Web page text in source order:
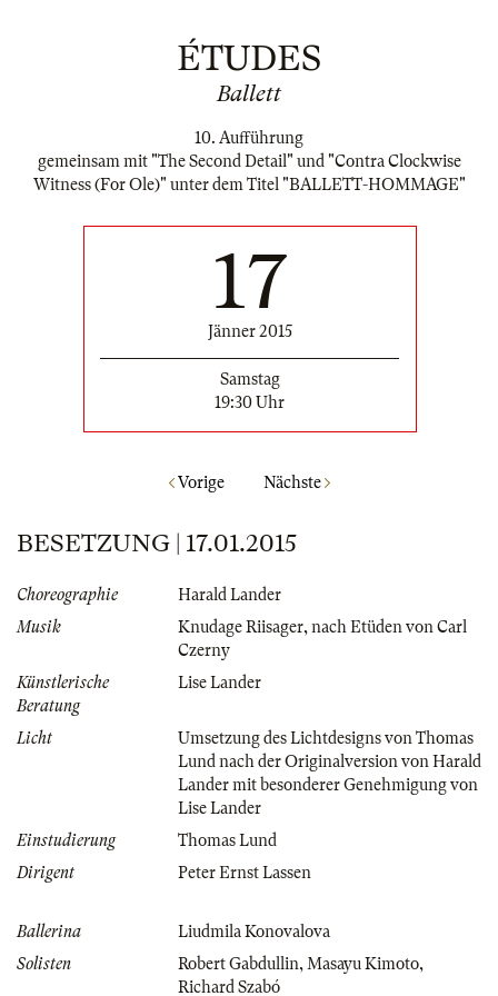
ÉTUDES
Ballett
10. Aufführung
gemeinsam mit "The Second Detail" und "Contra Clockwise
Witness (For Ole)" unter dem Titel "BALLETT-HOMMAGE"
17
Jänner 2015
Samstag
19:30 Uhr
Vorige Nächste
BESETZUNG | 17.01.2015
Choreographie
Harald Lander
Musik
Knudage Riisager, nach Etüden von Carl
Czerny
Künstlerische
Beratung
Lise Lander
Licht
Umsetzung des Lichtdesigns von Thomas
Lund nach der Originalversion von Harald
Lander mit besonderer Genehmigung von
Lise Lander
Einstudierung
Thomas Lund
Dirigent
Peter Ernst Lassen
Ballerina
Liudmila Konovalova
Solisten
Robert Gabdullin, Masayu Kimoto,
Richard Szabó